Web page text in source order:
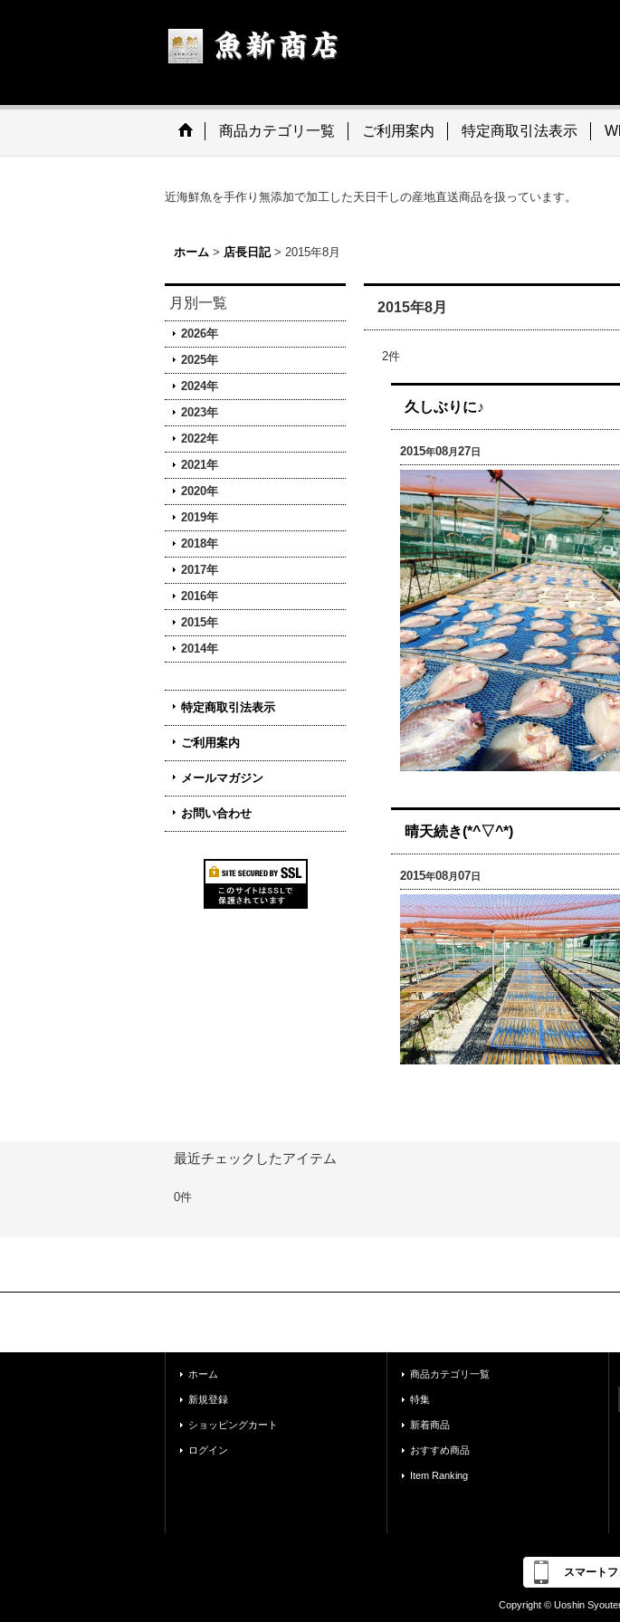
商品カテゴリ一覧 ご利用案内 特定商取引法表示
近海鮮魚を手作り無添加で加工した天日干しの産地直送商品を扱っています。
ホーム > 店長日記 > 2015年8月
月別一覧
2026年
2025年
2024年
2023年
2022年
2021年
2020年
2019年
2018年
2017年
2016年
2015年
2014年
特定商取引法表示
ご利用案内
メールマガジン
お問い合わせ
2015年8月
2件
久しぶりに♪
2015年08月27日
晴天続き(*^▽^*)
2015年08月07日
最近チェックしたアイテム
0件
ホーム
新規登録
ショッピングカート
ログイン
商品カテゴリ一覧
特集
新着商品
おすすめ商品
Item Ranking
スマート
Copyright © Uoshin